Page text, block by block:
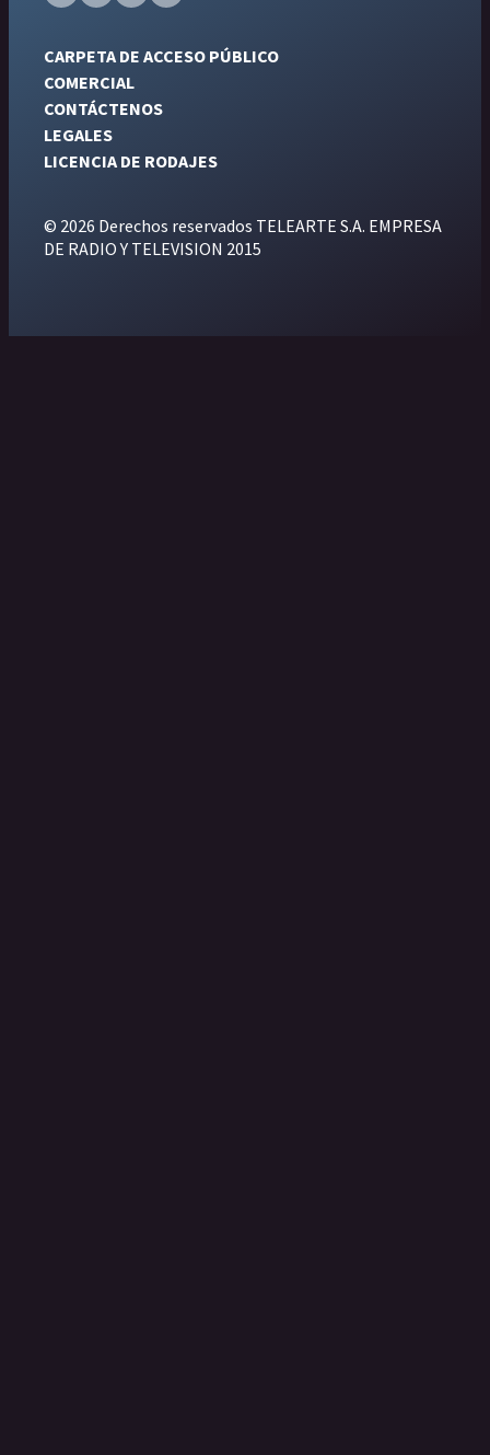
CARPETA DE ACCESO PÚBLICO
COMERCIAL
CONTÁCTENOS
LEGALES
LICENCIA DE RODAJES
© 2026 Derechos reservados TELEARTE S.A. EMPRESA
DE RADIO Y TELEVISION 2015